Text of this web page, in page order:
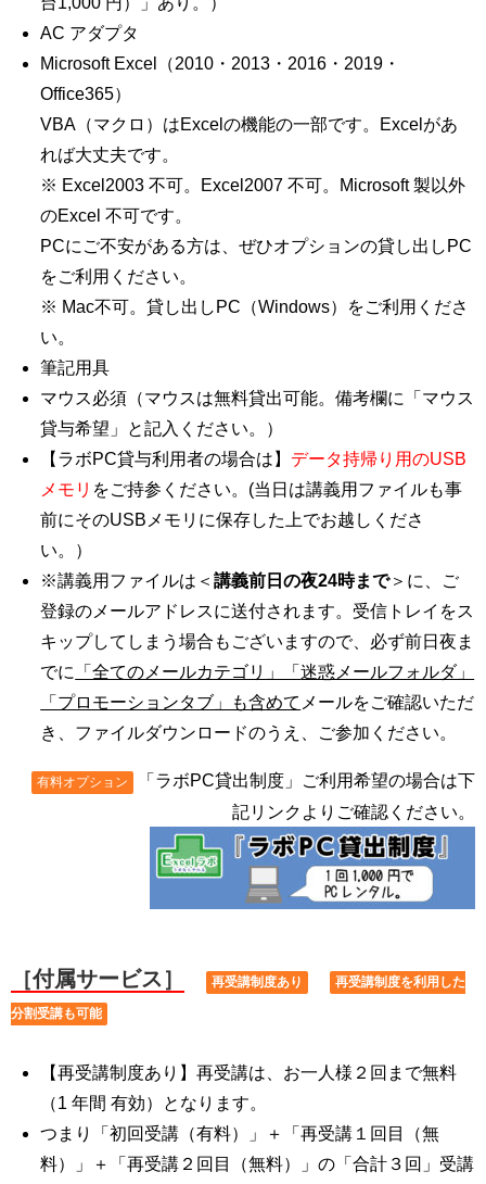
AC アダプタ
Microsoft Excel（2010・2013・2016・2019・
Office365）
VBA（マクロ）はExcelの機能の一部です。Excelがあ
れば大丈夫です。
※ Excel2003 不可。Excel2007 不可。Microsoft 製以外
のExcel 不可です。
PCにご不安がある方は、ぜひオプションの貸し出しPC
をご利用ください。
※ Mac不可。貸し出しPC（Windows）をご利用くださ
い。
筆記用具
マウス必須（マウスは無料貸出可能。備考欄に「マウス
貸与希望」と記入ください。）
【ラボPC貸与利用者の場合は】 データ持帰り用のUSB
メモリ をご持参ください。(当日は講義用ファイルも事
前にそのUSBメモリに保存した上でお越しくださ
い。）
※講義用ファイルは＜講義前日の夜24時まで＞に、ご
登録のメールアドレスに送付されます。受信トレイをス
キップしてしまう場合もございますので、必ず前日夜ま
でに
「全てのメールカテゴリ」「迷惑メールフォルダ」
「プロモーションタブ」も含めて メールをご確認いただ
き、ファイルダウンロードのうえ、ご参加ください。
有料オプション
「ラボPC貸出制度」ご利用希望の場合は下
記リンクよりご確認ください。
［付属サービス］ 再受講制度あり 再受講制度を利用した
分割受講も可能
【再受講制度あり】再受講は、お一人様２回まで無料
（1 年間 有効）となります。
つまり「初回受講（有料）」＋「再受講１回目（無
料）」＋「再受講２回目（無料）」の「合計３回」受講